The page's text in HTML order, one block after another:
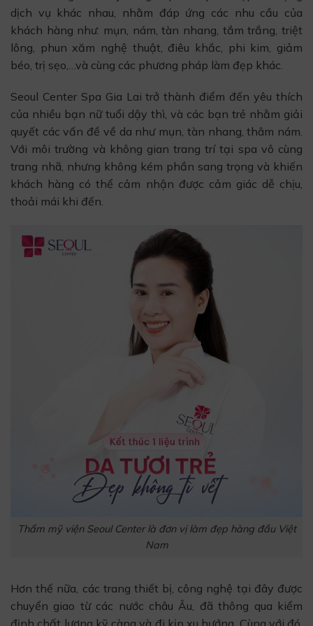
dịch vụ khác nhau, nhằm đáp ứng các nhu cầu của
khách hàng như: mụn, nám, tàn nhang, tắm trắng, triệt
lông, phun xăm nghệ thuật, điêu khắc, phi kim, giảm
béo, trị sẹo,…và cùng các phương pháp làm đẹp khác.
Seoul Center Spa Gia Lai trở thành điểm đến yêu thích
của nhiều bạn nữ tuổi dậy thì, và các bạn trẻ nhằm giải
quyết các vấn đề về da như mụn, tàn nhang, thâm nám.
Với môi trường và không gian trang trí tại spa vô cùng
trang nhã, nhưng không kém phần sang trọng và khiến
khách hàng có thể cảm nhận được cảm giác dễ chịu,
thoải mái khi đến.
Thẩm mỹ viện Seoul Center là đơn vị làm đẹp hàng đầu Việt
Nam
Hơn thế nữa, các trang thiết bị, công nghệ tại đây được
chuyển giao từ các nước châu Âu, đã thông qua kiểm
định chất lượng kỹ càng và đi kịp xu hướng. Cùng với đó,